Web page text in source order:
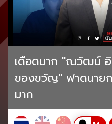
เดือดมาก "ณวัฒน์
ของขวัญ" ฟาดนาย
มาก